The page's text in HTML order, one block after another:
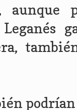
aunque
podrían